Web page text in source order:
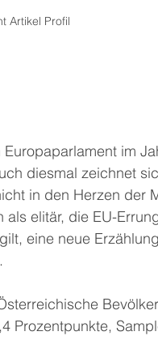
Artikel Profil
im
diesmal zeichnet
in den Herzen der
elitär, die EU-
eine neue
Prozentpunkte,